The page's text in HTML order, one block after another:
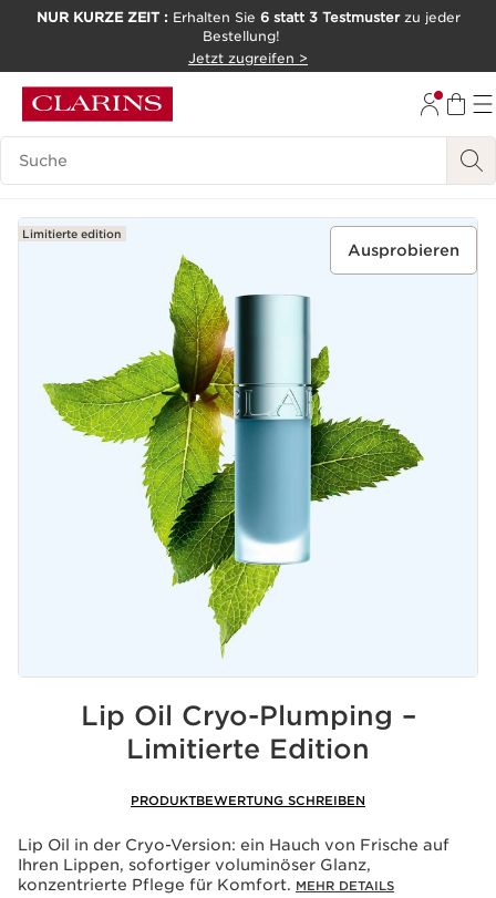
NUR KURZE ZEIT : Erhalten Sie 6 statt 3 Testmusterzu jeder
Bestellung!
Jetzt zugreifen >
Legende suchen
Limitierte edition
Ausprobieren
Lip Oil Cryo-Plumping –
Limitierte Edition
PRODUKTBEWERTUNG SCHREIBEN
Lip Oil in der Cryo-Version: ein Hauch von Frische auf
Ihren Lippen, sofortiger voluminöser Glanz,
konzentrierte Pflege für Komfort. MEHR DETAILS